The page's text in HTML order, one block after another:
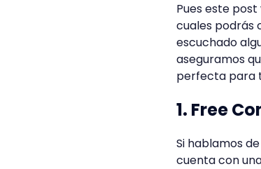
Pues este
cuales podrás
escuchado
aseguramos
perfecta para
1. Free
Si hablamos de
cuenta con